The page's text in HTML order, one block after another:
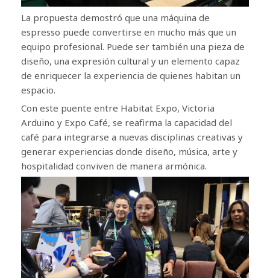
La propuesta demostró que una máquina de
espresso puede convertirse en mucho más que un
equipo profesional. Puede ser también una pieza de
diseño, una expresión cultural y un elemento capaz
de enriquecer la experiencia de quienes habitan un
espacio.
Con este puente entre Habitat Expo, Victoria
Arduino y Expo Café, se reafirma la capacidad del
café para integrarse a nuevas disciplinas creativas y
generar experiencias donde diseño, música, arte y
hospitalidad conviven de manera armónica.